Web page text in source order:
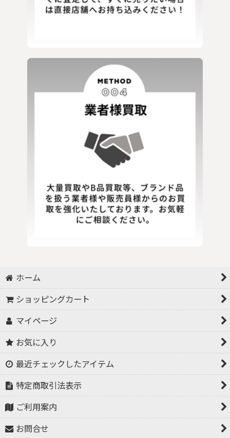
ホーム
ショッピングカート
マイページ
お気に入り
最近チェックしたアイテム
特定商取引法表示
ご利用案内
お問合せ